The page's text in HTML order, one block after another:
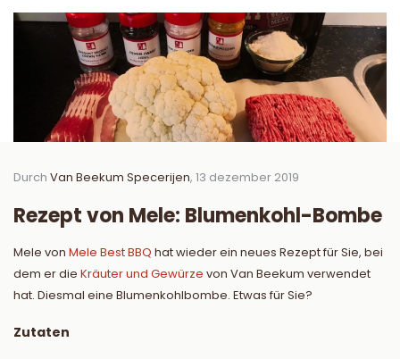
Durch Van Beekum Specerijen, 13 dezember 2019
Rezept von Mele: Blumenkohl-Bombe
Mele von Mele Best BBQ hat wieder ein neues Rezept für Sie, bei
dem er die Kräuter und Gewürze von Van Beekum verwendet
hat. Diesmal eine Blumenkohlbombe. Etwas für Sie?
Zutaten